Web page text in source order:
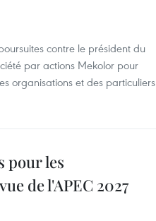
contre le président du
par actions Mekolor pour
organisations et des particuliers
pour les
de l'APEC 2027